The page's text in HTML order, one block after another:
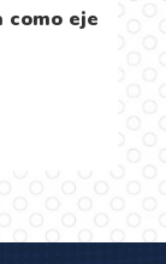
como eje